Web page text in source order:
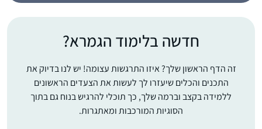
חדשה בלימוד הגמרא?
זה הדף הראשון שלך? איזו התרגשות עצומה! יש לנו בדיוק את
התכנים והכלים שיעזרו לך לעשות את הצעדים הראשונים
ללמידה בקצב וברמה שלך, כך תוכלי להרגיש בנוח גם בתוך
הסוגיות המורכבות ומאתגרות.